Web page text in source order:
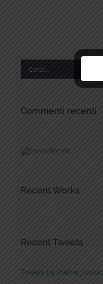
Cerca
Commenti recenti
Recent Works
Recent Tweets
Tweets by theme_fusion